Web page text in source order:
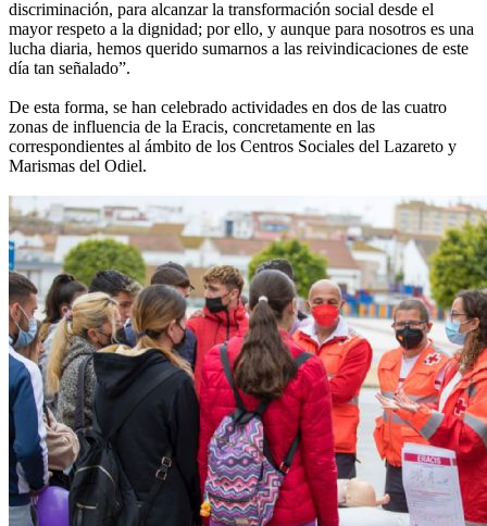
discriminación, para alcanzar la transformación social desde el
mayor respeto a la dignidad; por ello, y aunque para nosotros es una
lucha diaria, hemos querido sumarnos a las reivindicaciones de este
día tan señalado”.
De esta forma, se han celebrado actividades en dos de las cuatro
zonas de influencia de la Eracis, concretamente en las
correspondientes al ámbito de los Centros Sociales del Lazareto y
Marismas del Odiel.